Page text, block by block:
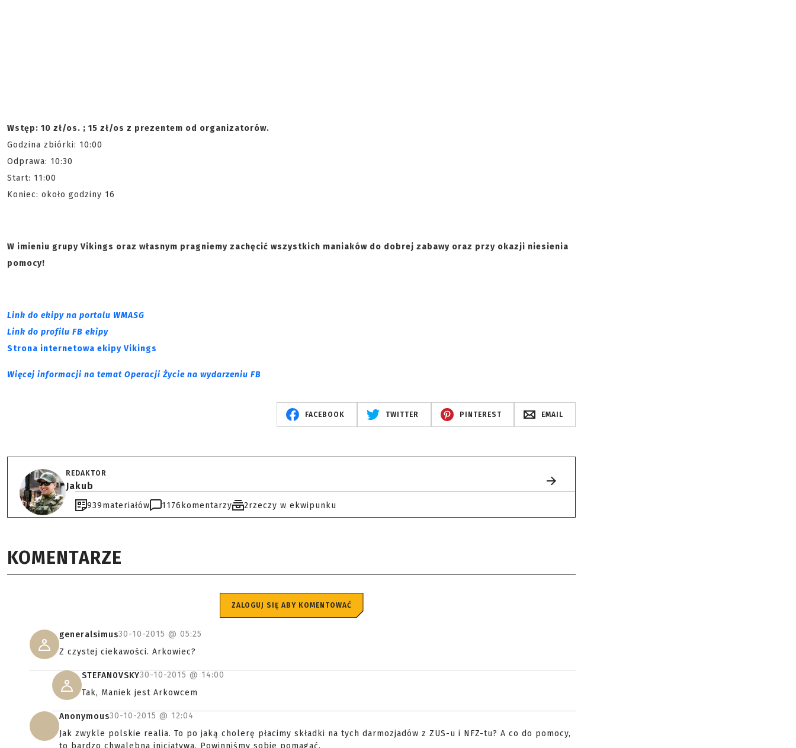
Wstęp: 10 zł/os. ; 15 zł/os z prezentem od organizatorów.
Godzina zbiórki: 10:00
Odprawa: 10:30
Start: 11:00
Koniec: około godziny 16
W imieniu grupy Vikings oraz własnym pragniemy zachęcić wszystkich maniaków do dobrej zabawy oraz przy okazji niesienia
pomocy!
Link do ekipy na portalu WMASG
Link do profilu FB ekipy
Strona internetowa ekipy Vikings
Więcej informacji na temat Operacji Życie na wydarzeniu FB
FACEBOOK TWITTER PINTEREST EMAIL
REDAKTOR
Jakub
939materiałów 1176 komentarzy 2rzeczy w ekwipunku
KOMENTARZE
ZALOGUJ SIĘ ABY KOMENTOWAĆ
generalsimus30-10-2015 @ 05:25
Z czystej ciekawości. Arkowiec?
STEFAN0VSKY30-10-2015 @ 14:00
Tak, Maniek jest Arkowcem
Anonymous30-10-2015 @ 12:04
Jak zwykle polskie realia. To po jaką cholerę płacimy składki na tych darmozjadów z ZUS-u i NFZ-tu? A co do pomocy,
to bardzo chwalebna inicjatywa. Powinniśmy sobie pomagać.